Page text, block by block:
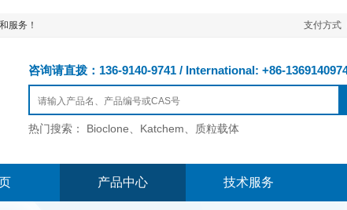
服务！ 支付方式
咨询请直拨：136-9140-9741 / International: +86-
热门搜索： Bioclone、Katchem、质粒载体
产品中心 技术服务